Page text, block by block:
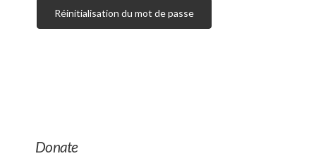
Réinitialisation du mot de passe
Donate